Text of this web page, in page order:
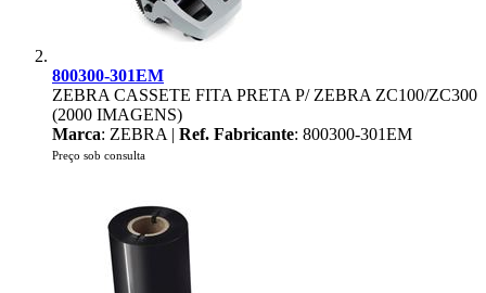
800300-301EM
ZEBRA CASSETE FITA PRETA P/ ZEBRA ZC100/ZC300
(2000 IMAGENS)
Marca: ZEBRA | Ref. Fabricante: 800300-301EM
Preço sob consulta